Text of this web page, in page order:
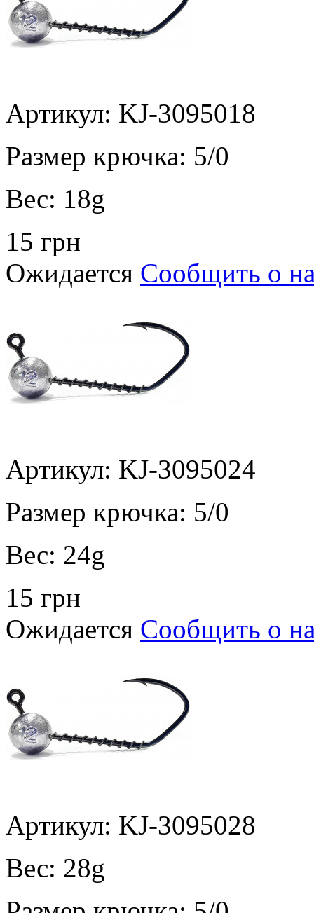
Артикул: KJ-3095018
Размер крючка: 5/0
Вес: 18g
15 грн
Ожидается Сообщить о
Артикул: KJ-3095024
Размер крючка: 5/0
Вес: 24g
15 грн
Ожидается Сообщить о
Артикул: KJ-3095028
Вес: 28g